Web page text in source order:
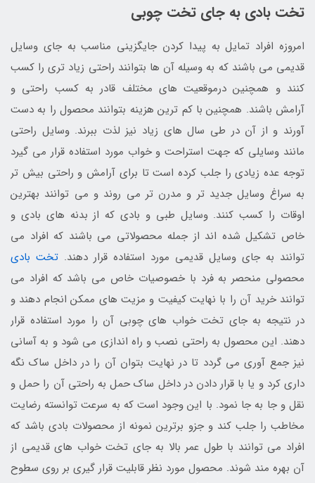
تخت بادی به جای تخت چوبی
امروزه افراد تمایل به پیدا کردن جایگزینی مناسب به جای وسایل
قدیمی می باشند که به وسیله آن ها بتوانند راحتی زیاد تری را کسب
کنند و همچنین درموقعیت های مختلف قادر به کسب راحتی و
آرامش باشند. همچنین با کم ترین هزینه بتوانند محصول را به دست
آورند و از آن در طی سال های زیاد نیز لذت ببرند. وسایل راحتی
مانند وسایلی که جهت استراحت و خواب مورد استفاده قرار می گیرد
توجه عده زیادی را جلب کرده است تا برای آرامش و راحتی بیش تر
به سراغ وسایل جدید تر و مدرن تر می روند و می توانند بهترین
اوقات را کسب کنند. وسایل طبی و بادی که از بدنه های بادی و
خاص تشکیل شده اند از جمله محصولاتی می باشند که افراد می
توانند به جای وسایل قدیمی مورد استفاده قرار دهند. تخت بادی
محصولی منحصر به فرد با خصوصیات خاص می باشد که افراد می
توانند خرید آن را با نهایت کیفیت و مزیت های ممکن انجام دهند و
در نتیجه به جای تخت خواب های چوبی آن را مورد استفاده قرار
دهند. این محصول به راحتی نصب و راه اندازی می شود و به آسانی
نیز جمع آوری می گردد تا در نهایت بتوان آن را در داخل ساک نگه
داری کرد و یا با قرار دادن در داخل ساک حمل به راحتی آن را حمل و
نقل و جا به جا نمود. با این وجود است که به سرعت توانسته رضایت
مخاطب را جلب کند و جزو برترین نمونه از محصولات بادی باشد که
افراد می توانند با طول عمر بالا به جای تخت خواب های قدیمی از
آن بهره مند شوند. محصول مورد نظر قابلیت قرار گیری بر روی سطوح